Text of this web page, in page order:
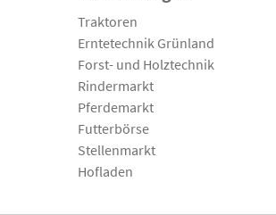
Traktoren
Erntetechnik Grünland
Forst- und Holztechnik
Rindermarkt
Pferdemarkt
Futterbörse
Stellenmarkt
Hofladen